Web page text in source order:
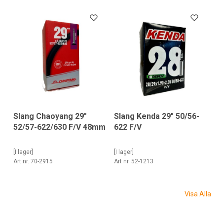
Slang Chaoyang 29"
52/57-622/630 F/V 48mm
[I lager]
Art nr. 70-2915
Slang Kenda 29" 50/56-
622 F/V
[I lager]
Art nr. 52-1213
Visa Alla